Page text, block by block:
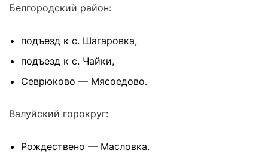
Белгородский район:
подъезд к с. Шагаровка,
подъезд к с. Чайки,
Севрюково — Мясоедово.
Валуйский горокруг:
Рождествено — Масловка.